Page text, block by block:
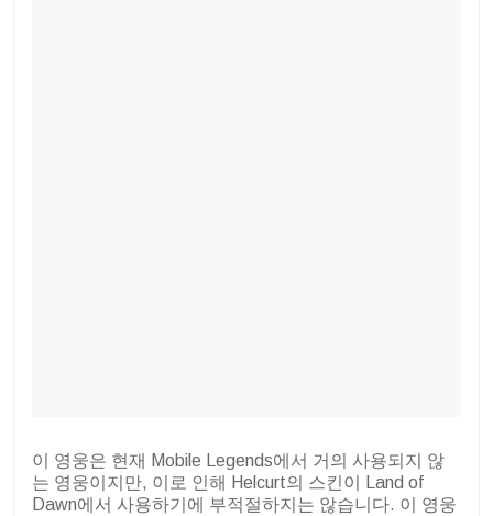
이 영웅은 현재 Mobile Legends에서 거의 사용되지 않
는 영웅이지만, 이로 인해 Helcurt의 스킨이 Land of
Dawn에서 사용하기에 부적절하지는 않습니다. 이 영웅